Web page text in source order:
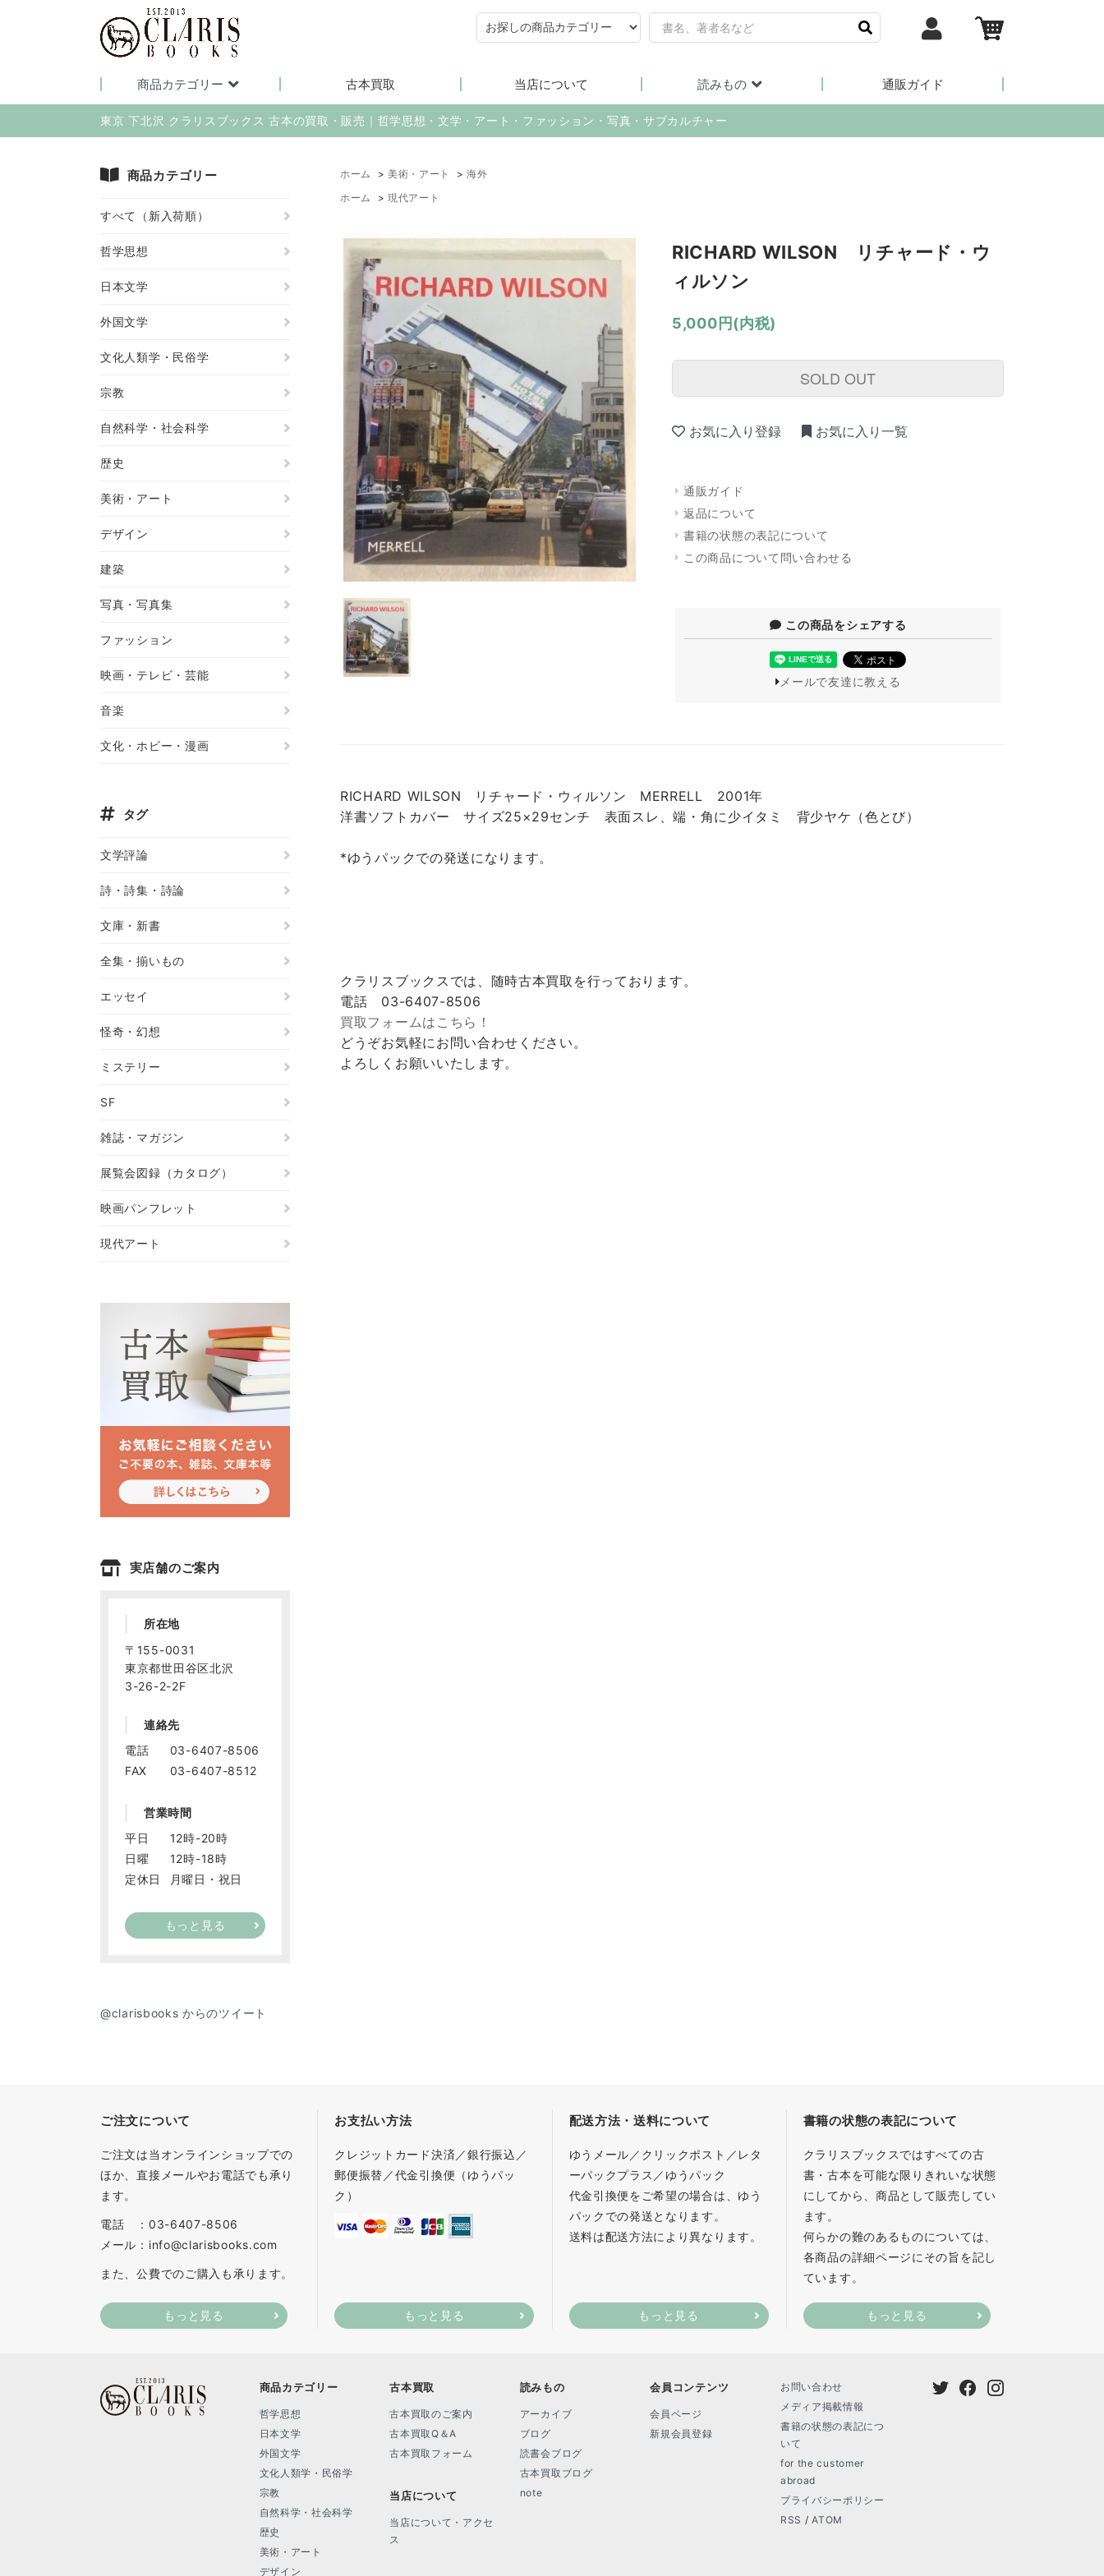
商品カテゴリー 古本買取 当店について 読みもの 通販ガイド
東京 下北沢 クラリスブックス 古本の買取・販売｜哲学思想・文学・アート・ファッション・写真・サブカルチャー
ホーム > 美術・アート > 海外
ホーム
> 現代アート
RICHARD WILSON リチャード・ウ
ィルソン
5,000円(内税)
SOLD OUT
お気に入り登録 お気に入り一覧
通販ガイド
返品について
書籍の状態の表記について
この商品について問い合わせる
この商品をシェアする
メールで友達に教える
RICHARD WILSON リチャード・ウィルソン MERRELL 2001年
洋書ソフトカバー サイズ25×29センチ 表面スレ、端・角に少イタミ 背少ヤケ（色とび）
*ゆうパックでの発送になります。
クラリスブックスでは、随時古本買取を行っております。
電話 03-6407-8506
買取フォームはこちら！
どうぞお気軽にお問い合わせください。
よろしくお願いいたします。
商品カテゴリー
すべて（新入荷順）
哲学思想
日本文学
外国文学
文化人類学・民俗学
宗教
自然科学・社会科学
歴史
美術・アート
デザイン
建築
写真・写真集
ファッション
映画・テレビ・芸能
音楽
文化・ホビー・漫画
タグ
文学評論
詩・詩集・詩論
文庫・新書
全集・揃いもの
エッセイ
怪奇・幻想
ミステリー
SF
雑誌・マガジン
展覧会図録（カタログ）
映画パンフレット
現代アート
実店舗のご案内
所在地
〒155-0031
東京都世田谷区北沢
3-26-2-2F
連絡先
電話
03-6407-8506
FAX
03-6407-8512
営業時間
平日
12時-20時
日曜
12時-18時
定休日
月曜日・祝日
もっと見る
@clarisbooks からのツイート
ご注文について
ご注文は当オンラインショップでの
ほか、直接メールやお電話でも承り
ます。
電話 ：03-6407-8506
メール：info@clarisbooks.com
また、公費でのご購入も承ります。
もっと見る
お支払い方法
クレジットカード決済／銀行振込／
郵便振替／代金引換便（ゆうパッ
ク）
もっと見る
配送方法・送料について
ゆうメール／クリックポスト／レタ
ーパックプラス／ゆうパック
代金引換便をご希望の場合は、ゆう
パックでの発送となります。
送料は配送方法により異なります。
もっと見る
書籍の状態の表記について
クラリスブックスではすべての古
書・古本を可能な限りきれいな状態
にしてから、商品として販売してい
ます。
何らかの難のあるものについては、
各商品の詳細ページにその旨を記し
ています。
もっと見る
商品カテゴリー
哲学思想
日本文学
外国文学
文化人類学・民俗学
宗教
自然科学・社会科学
歴史
美術・アート
デザイン
古本買取
古本買取のご案内
古本買取Q＆A
古本買取フォーム
当店について
当店について・アクセ
ス
読みもの
アーカイブ
ブログ
読書会ブログ
古本買取ブログ
note
会員コンテンツ
会員ページ
新規会員登録
お問い合わせ
メディア掲載情報
書籍の状態の表記につ
いて
for the customer
abroad
プライバシーポリシー
RSS /ATOM